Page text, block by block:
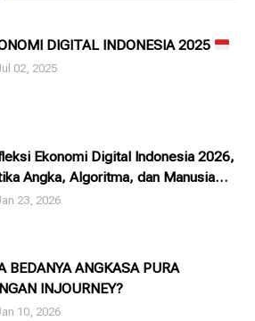
DIGITAL INDONESIA 2025
02, 2025
Ekonomi Digital Indonesia 2026,
Angka, Algoritma, dan Manusia
Menatap
23, 2026
BEDANYA ANGKASA PURA
INJOURNEY?
10, 2026